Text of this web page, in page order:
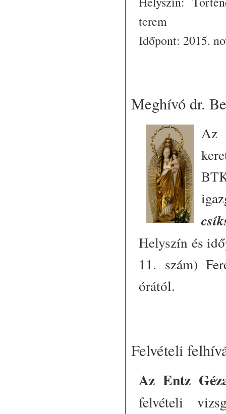
terem
Időpont: 2015.
Meghívó dr.
Helyszín és
11. szám)
órától.
Felvételi
Az Entz
felvételi